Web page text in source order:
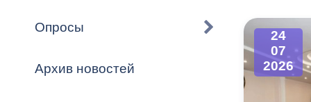
городского
Формы
График
Опросы
Архив новостей
24
07
2026